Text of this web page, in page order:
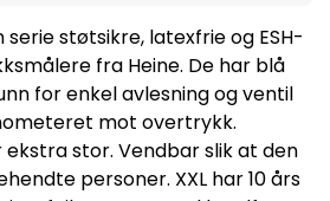
serie støtsikre, latexfrie og ESH-
fra Heine. De har blå
for enkel avlesning og ventil
mot overtrykk.
stor. Vendbar slik at den
personer. XXL har 10 års